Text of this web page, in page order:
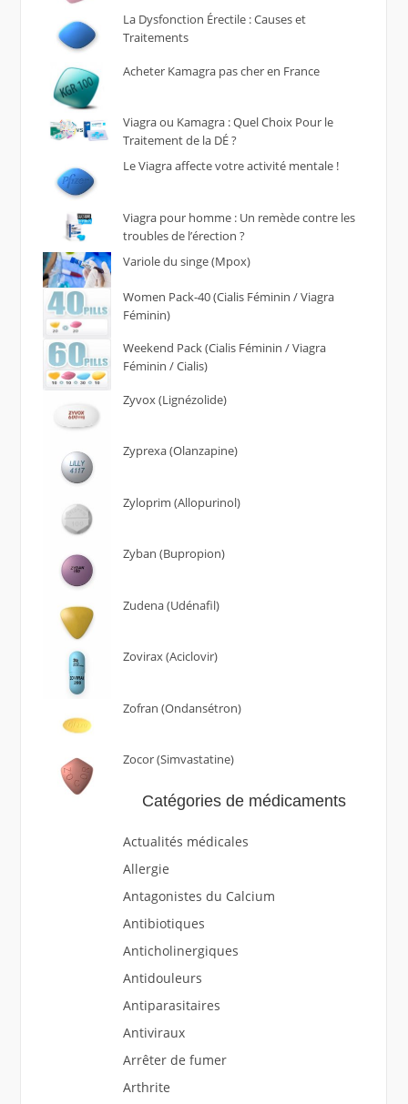
La Dysfonction Érectile : Causes et
Traitements
Acheter Kamagra pas cher en France
Viagra ou Kamagra : Quel Choix Pour le
Traitement de la DÉ ?
Le Viagra affecte votre activité mentale !
Viagra pour homme : Un remède contre les
troubles de l’érection ?
Variole du singe (Mpox)
Women Pack-40 (Cialis Féminin / Viagra
Féminin)
Weekend Pack (Cialis Féminin / Viagra
Féminin / Cialis)
Zyvox (Lignézolide)
Zyprexa (Olanzapine)
Zyloprim (Allopurinol)
Zyban (Bupropion)
Zudena (Udénafil)
Zovirax (Aciclovir)
Zofran (Ondansétron)
Zocor (Simvastatine)
Catégories de médicaments
Actualités médicales
Allergie
Antagonistes du Calcium
Antibiotiques
Anticholinergiques
Antidouleurs
Antiparasitaires
Antiviraux
Arrêter de fumer
Arthrite